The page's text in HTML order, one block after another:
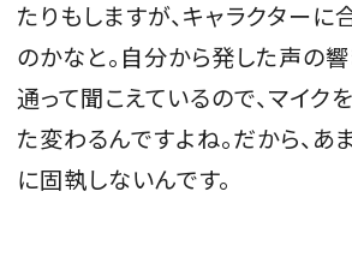
たりもしますが、キャラクターに
のかなと。自分から発した声の響
通って聞こえているので、マイク
た変わるんですよね。だから、
に固執しないんです。